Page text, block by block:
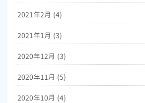
2021年2月 (4)
2021年1月 (3)
2020年12月 (3)
2020年11月 (5)
2020年10月 (4)